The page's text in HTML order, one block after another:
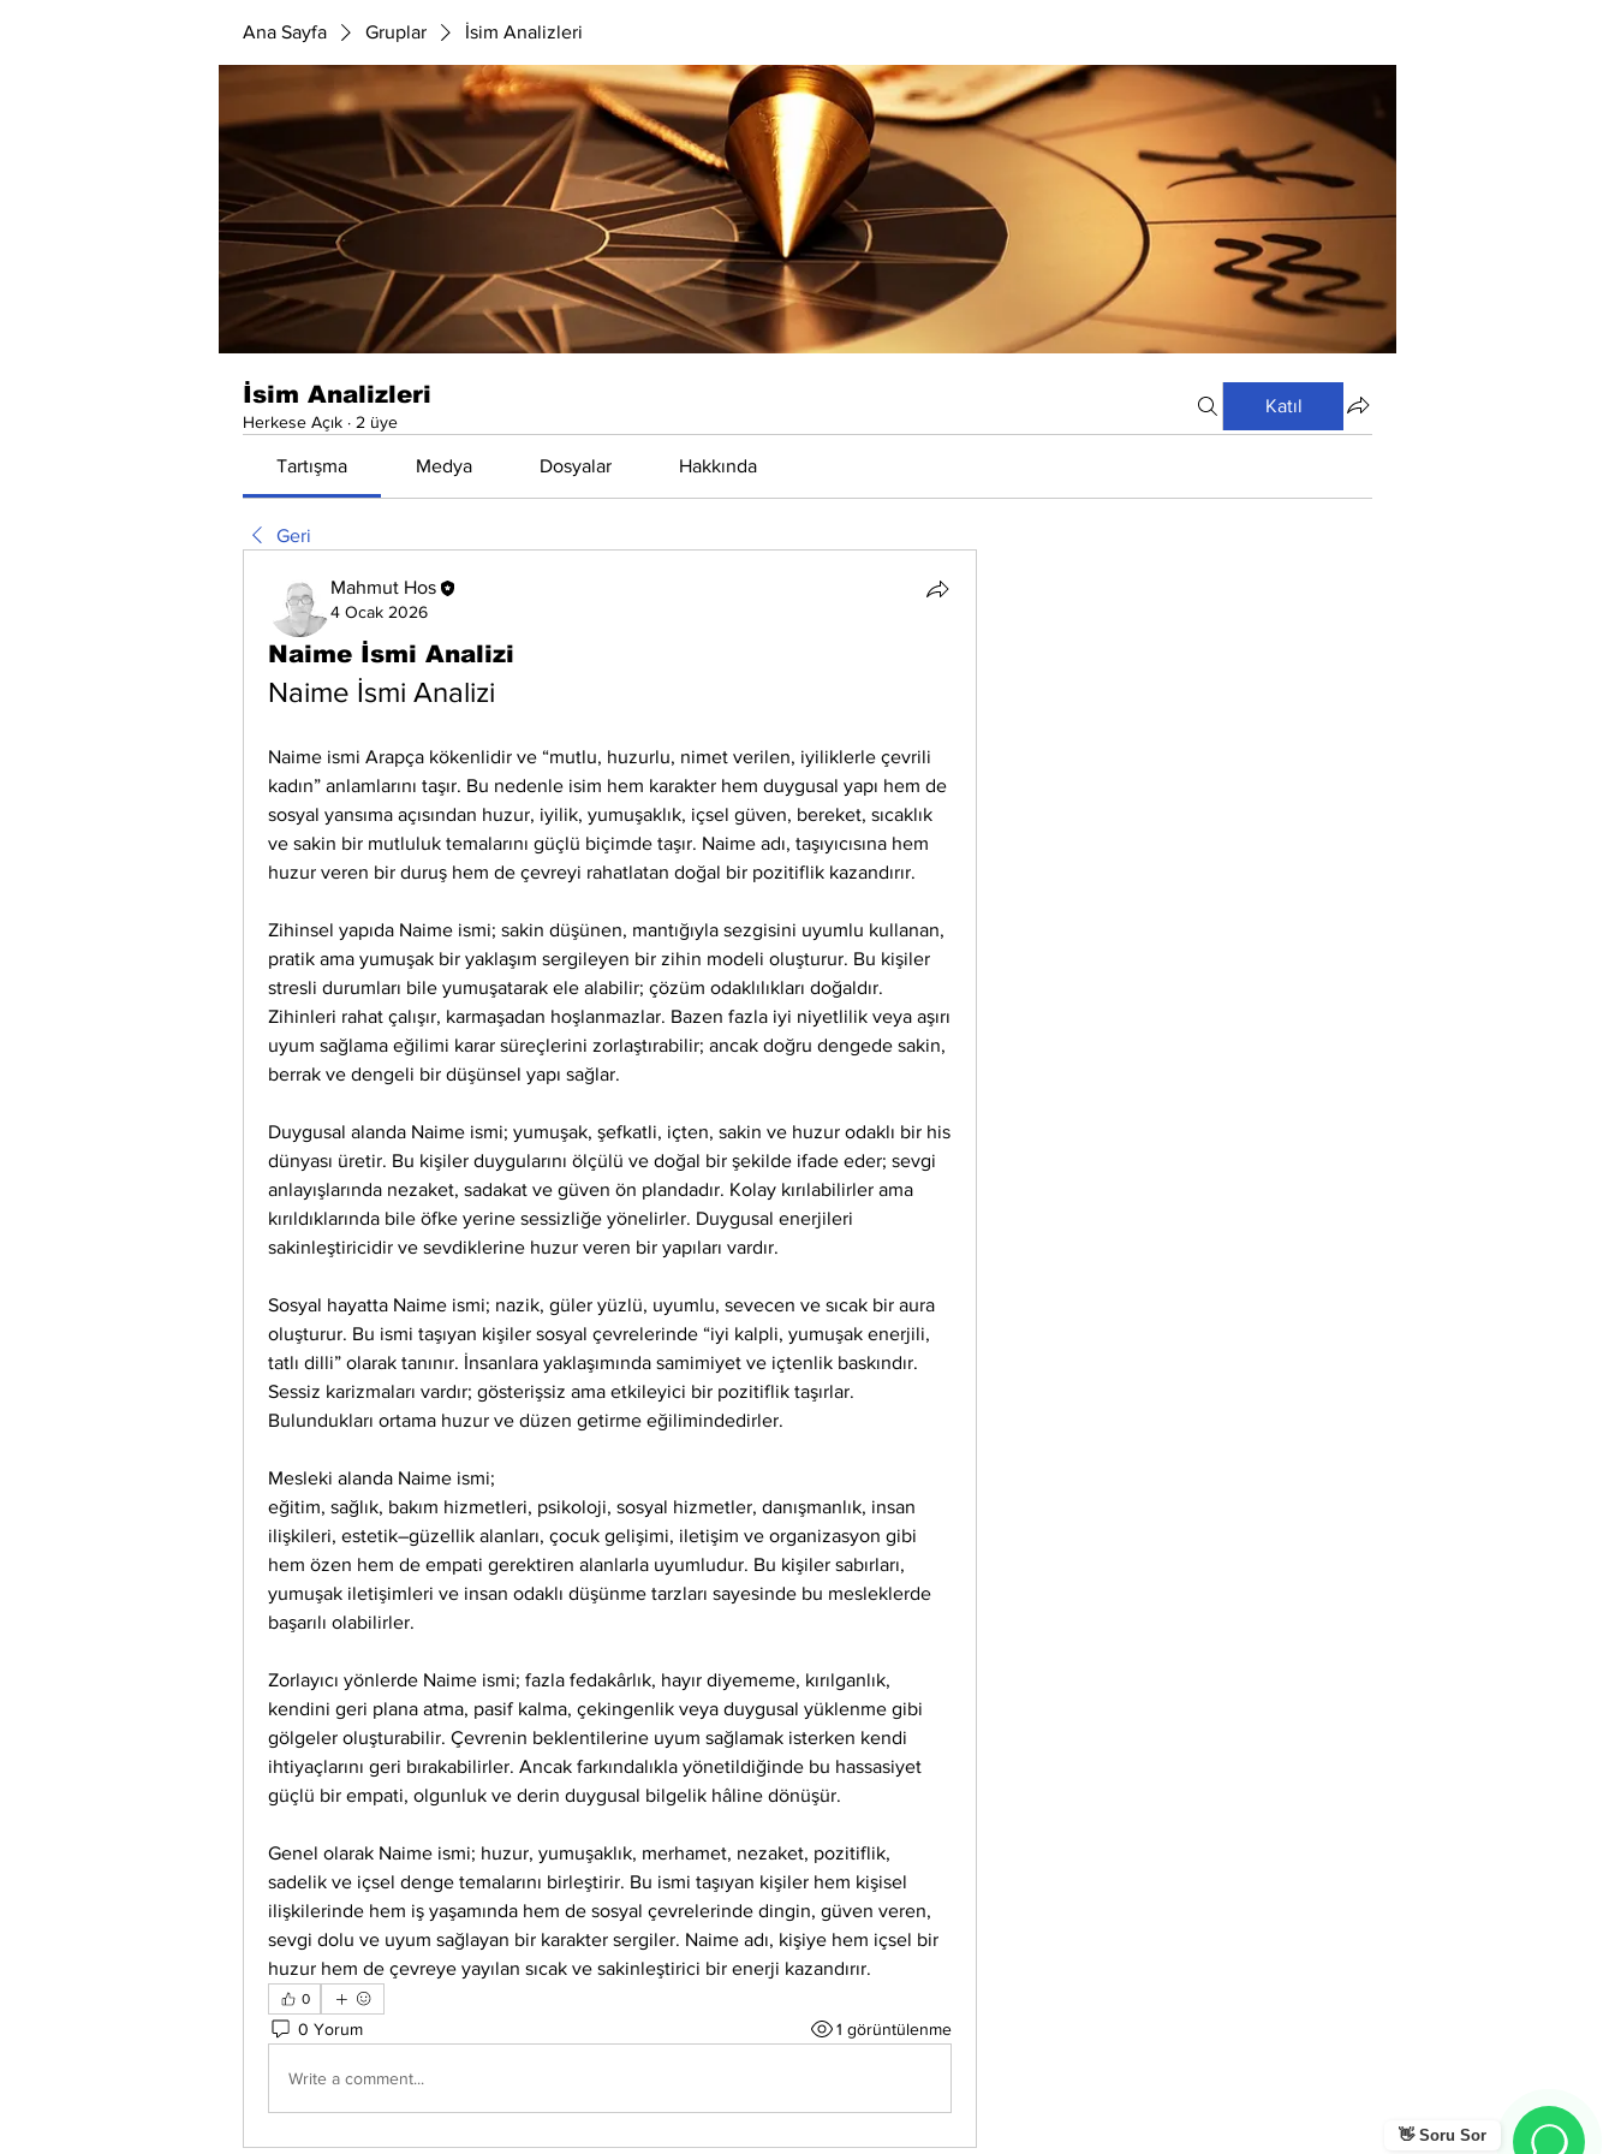
👋 Soru Sor
Ana Sayfa Gruplar İsim Analizleri
İsim Analizleri
Herkese Açık · 2 üye
Katıl
Tartışma Medya Dosyalar Hakkında
Geri
Mahmut Hos
4 Ocak 2026
Naime İsmi Analizi
Naime İsmi Analizi
Naime ismi Arapça kökenlidir ve “mutlu, huzurlu, nimet verilen, iyiliklerle çevrili
kadın” anlamlarını taşır. Bu nedenle isim hem karakter hem duygusal yapı hem de
sosyal yansıma açısından huzur, iyilik, yumuşaklık, içsel güven, bereket, sıcaklık
ve sakin bir mutluluk temalarını güçlü biçimde taşır. Naime adı, taşıyıcısına hem
huzur veren bir duruş hem de çevreyi rahatlatan doğal bir pozitiflik kazandırır.
Zihinsel yapıda Naime ismi; sakin düşünen, mantığıyla sezgisini uyumlu kullanan,
pratik ama yumuşak bir yaklaşım sergileyen bir zihin modeli oluşturur. Bu kişiler
stresli durumları bile yumuşatarak ele alabilir; çözüm odaklılıkları doğaldır.
Zihinleri rahat çalışır, karmaşadan hoşlanmazlar. Bazen fazla iyi niyetlilik veya aşırı
uyum sağlama eğilimi karar süreçlerini zorlaştırabilir; ancak doğru dengede sakin,
berrak ve dengeli bir düşünsel yapı sağlar.
Duygusal alanda Naime ismi; yumuşak, şefkatli, içten, sakin ve huzur odaklı bir his
dünyası üretir. Bu kişiler duygularını ölçülü ve doğal bir şekilde ifade eder; sevgi
anlayışlarında nezaket, sadakat ve güven ön plandadır. Kolay kırılabilirler ama
kırıldıklarında bile öfke yerine sessizliğe yönelirler. Duygusal enerjileri
sakinleştiricidir ve sevdiklerine huzur veren bir yapıları vardır.
Sosyal hayatta Naime ismi; nazik, güler yüzlü, uyumlu, sevecen ve sıcak bir aura
oluşturur. Bu ismi taşıyan kişiler sosyal çevrelerinde “iyi kalpli, yumuşak enerjili,
tatlı dilli” olarak tanınır. İnsanlara yaklaşımında samimiyet ve içtenlik baskındır.
Sessiz karizmaları vardır; gösterişsiz ama etkileyici bir pozitiflik taşırlar.
Bulundukları ortama huzur ve düzen getirme eğilimindedirler.
Mesleki alanda Naime ismi;
eğitim, sağlık, bakım hizmetleri, psikoloji, sosyal hizmetler, danışmanlık, insan
ilişkileri, estetik–güzellik alanları, çocuk gelişimi, iletişim ve organizasyon gibi
hem özen hem de empati gerektiren alanlarla uyumludur. Bu kişiler sabırları,
yumuşak iletişimleri ve insan odaklı düşünme tarzları sayesinde bu mesleklerde
başarılı olabilirler.
Zorlayıcı yönlerde Naime ismi; fazla fedakârlık, hayır diyememe, kırılganlık,
kendini geri plana atma, pasif kalma, çekingenlik veya duygusal yüklenme gibi
gölgeler oluşturabilir. Çevrenin beklentilerine uyum sağlamak isterken kendi
ihtiyaçlarını geri bırakabilirler. Ancak farkındalıkla yönetildiğinde bu hassasiyet
güçlü bir empati, olgunluk ve derin duygusal bilgelik hâline dönüşür.
Genel olarak Naime ismi; huzur, yumuşaklık, merhamet, nezaket, pozitiflik,
sadelik ve içsel denge temalarını birleştirir. Bu ismi taşıyan kişiler hem kişisel
ilişkilerinde hem iş yaşamında hem de sosyal çevrelerinde dingin, güven veren,
sevgi dolu ve uyum sağlayan bir karakter sergiler. Naime adı, kişiye hem içsel bir
huzur hem de çevreye yayılan sıcak ve sakinleştirici bir enerji kazandırır.
0
0 Yorum 1 görüntülenme
Write a comment...